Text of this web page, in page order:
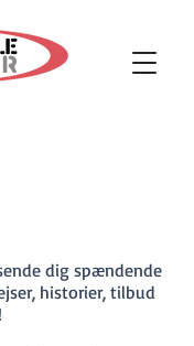
dig spændende
historier, tilbud